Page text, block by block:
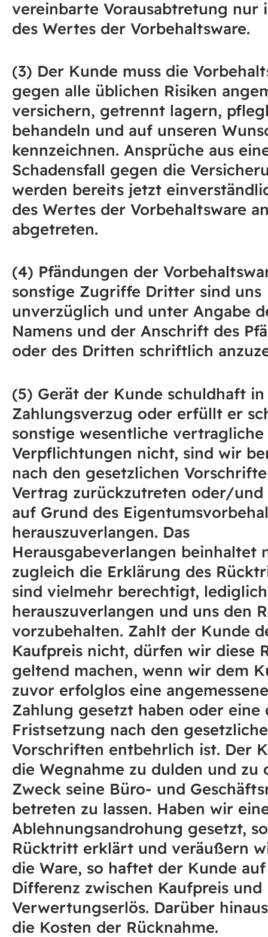
vereinbarte Vorausabtretung nur
des Wertes der Vorbehaltsware.
(3) Der Kunde muss die
gegen alle üblichen Risiken
versichern, getrennt lagern,
behandeln und auf unseren
kennzeichnen. Ansprüche aus
Schadensfall gegen die
werden bereits jetzt
des Wertes der Vorbehaltsware
abgetreten.
(4) Pfändungen der
sonstige Zugriffe Dritter sind uns
unverzüglich und unter Angabe
Namens und der Anschrift des
oder des Dritten schriftlich
(5) Gerät der Kunde schuldhaft in
Zahlungsverzug oder erfüllt er
sonstige wesentliche vertragliche
Verpflichtungen nicht, sind wir
nach den gesetzlichen
Vertrag zurückzutreten oder/und
auf Grund des
herauszuverlangen. Das
Herausgabeverlangen beinhaltet
zugleich die Erklärung des
sind vielmehr berechtigt,
herauszuverlangen und uns den
vorzubehalten. Zahlt der Kunde
Kaufpreis nicht, dürfen wir diese
geltend machen, wenn wir dem
zuvor erfolglos eine
Zahlung gesetzt haben oder eine
Fristsetzung nach den
Vorschriften entbehrlich ist. Der
die Wegnahme zu dulden und zu
Zweck seine Büro- und
betreten zu lassen. Haben wir
Ablehnungsandrohung gesetzt,
Rücktritt erklärt und veräußern
die Ware, so haftet der Kunde
Differenz zwischen Kaufpreis und
Verwertungserlös. Darüber
die Kosten der Rücknahme.